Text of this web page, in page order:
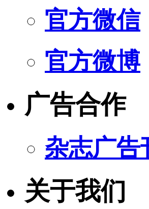
官方微信
官方微博
广告合作
杂志广告
关于我们